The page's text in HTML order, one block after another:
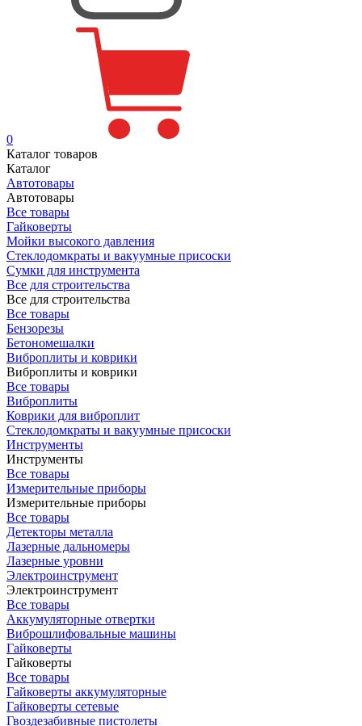
0
Каталог товаров
Каталог
Автотовары
Автотовары
Все товары
Гайковерты
Мойки высокого давления
Стеклодомкраты и вакуумные присоски
Сумки для инструмента
Все для строительства
Все для строительства
Все товары
Бензорезы
Бетономешалки
Виброплиты и коврики
Виброплиты и коврики
Все товары
Виброплиты
Коврики для виброплит
Стеклодомкраты и вакуумные присоски
Инструменты
Инструменты
Все товары
Измерительные приборы
Измерительные приборы
Все товары
Детекторы металла
Лазерные дальномеры
Лазерные уровни
Электроинструмент
Электроинструмент
Все товары
Аккумуляторные отвертки
Виброшлифовальные машины
Гайковерты
Гайковерты
Все товары
Гайковерты аккумуляторные
Гайковерты сетевые
Гвоздезабивные пистолеты